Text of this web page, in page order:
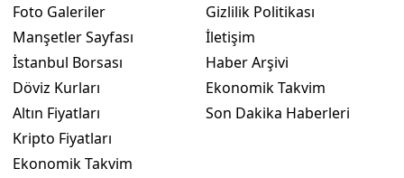
Foto Galeriler
Manşetler Sayfası
İstanbul Borsası
Döviz Kurları
Altın Fiyatları
Kripto Fiyatları
Ekonomik Takvim
Gizlilik Politikası
İletişim
Haber Arşivi
Ekonomik Takvim
Son Dakika Haberleri